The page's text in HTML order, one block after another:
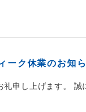
ーク休業のお知
申し上げます。 誠